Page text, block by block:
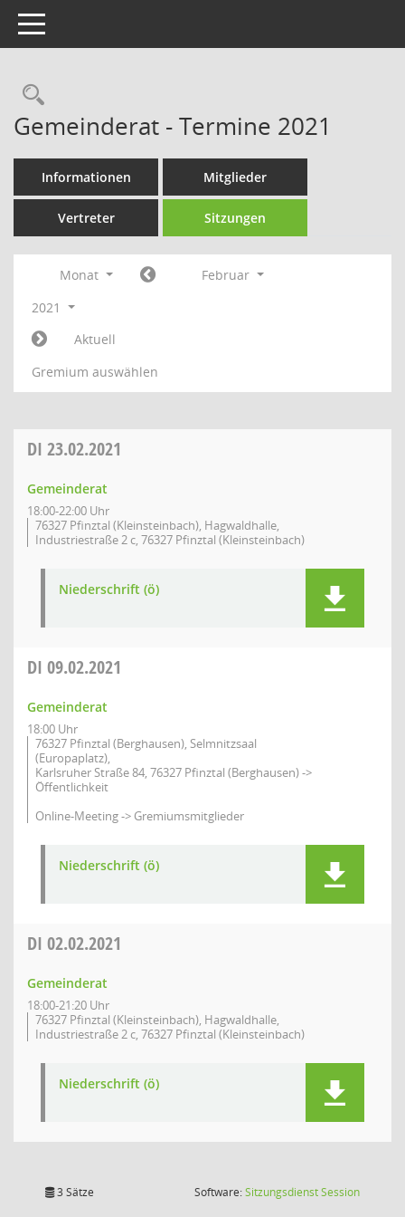
Toggle navigation
Rechercheauswahl
Gemeinderat - Termine 2021
Informationen Mitglieder
Vertreter Sitzungen
Monat
Februar
2021
Aktuell
Gremium auswählen
DI 23.02.2021
Gemeinderat
18:00-22:00 Uhr
76327 Pfinztal (Kleinsteinbach), Hagwaldhalle,
Industriestraße 2 c, 76327 Pfinztal (Kleinsteinbach)
Niederschrift (ö)
DI 09.02.2021
Gemeinderat
18:00 Uhr
76327 Pfinztal (Berghausen), Selmnitzsaal
(Europaplatz),
Karlsruher Straße 84, 76327 Pfinztal (Berghausen) ->
Öffentlichkeit
Online-Meeting -> Gremiumsmitglieder
Niederschrift (ö)
DI 02.02.2021
Gemeinderat
18:00-21:20 Uhr
76327 Pfinztal (Kleinsteinbach), Hagwaldhalle,
Industriestraße 2 c, 76327 Pfinztal (Kleinsteinbach)
Niederschrift (ö)
3 Sätze Software:SitzungsdienstSession(Wird in